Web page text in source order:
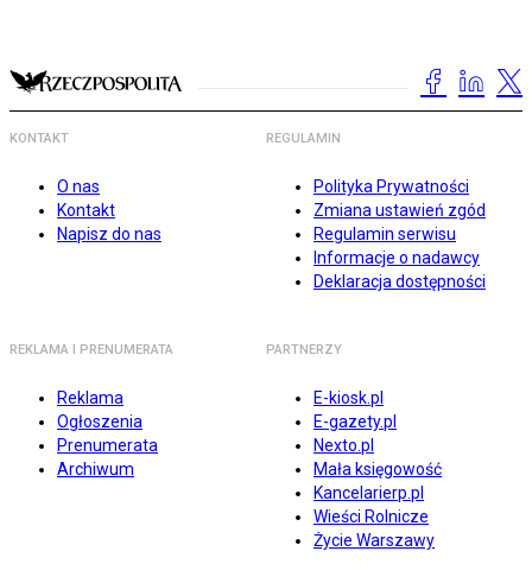
KONTAKT
O nas
Kontakt
Napisz do nas
REGULAMIN
Polityka Prywatności
Zmiana ustawień zgód
Regulamin serwisu
Informacje o nadawcy
Deklaracja dostępności
REKLAMA I PRENUMERATA
Reklama
Ogłoszenia
Prenumerata
Archiwum
PARTNERZY
E-kiosk.pl
E-gazety.pl
Nexto.pl
Mała księgowość
Kancelarierp.pl
Wieści Rolnicze
Życie Warszawy